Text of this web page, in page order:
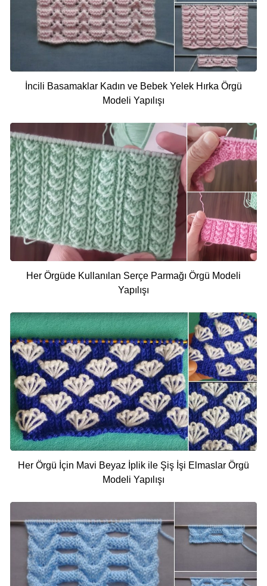
İncili Basamaklar Kadın ve Bebek Yelek Hırka Örgü
Modeli Yapılışı
Her Örgüde Kullanılan Serçe Parmağı Örgü Modeli
Yapılışı
Her Örgü İçin Mavi Beyaz İplik ile Şiş İşi Elmaslar Örgü
Modeli Yapılışı